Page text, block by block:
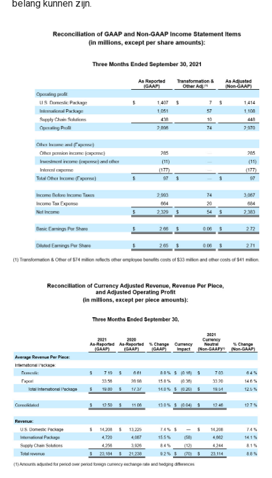
belang kunnen zijn.